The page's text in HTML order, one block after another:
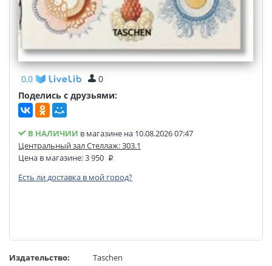
0,0
0
Поделись с друзьями:
В НАЛИЧИИ в магазине на 10.08.2026 07:47
Центральный зал Стеллаж: 303.1
Цена в магазине:3 950
Есть ли доставка в мой город?
Издательство:
Taschen